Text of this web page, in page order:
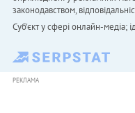
законодавством,
Cуб'єкт у сфері онлайн-медіа;
РЕКЛАМА